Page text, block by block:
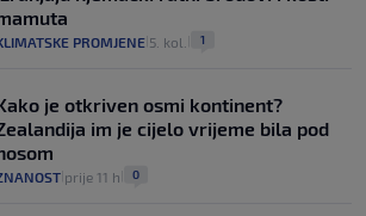
PROMJENE 5. kol. 1
je otkriven osmi kontinent?
im je cijelo vrijeme bila pod
prije 11 h 0